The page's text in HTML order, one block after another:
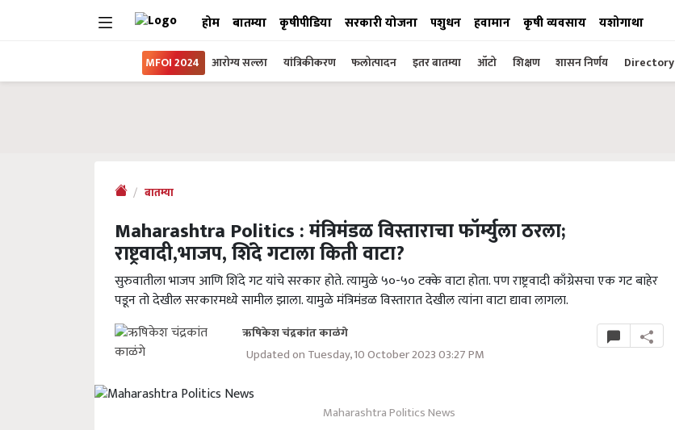
होम बातम्या कृषीपीडिया सरकारी योजना पशुधन हवामान कृषी व्यवसाय यशोगाथा
MFOI 2024 आरोग्य सल्ला यांत्रिकीकरण फलोत्पादन इतर बातम्या ऑटो शिक्षण शासन निर्णय Directory
बातम्या
Maharashtra Politics : मंत्रिमंडळ विस्ताराचा फॉर्म्युला ठरला;
राष्ट्रवादी,भाजप, शिंदे गटाला किती वाटा?
सुरुवातीला भाजप आणि शिंदे गट यांचे सरकार होते. त्यामुळे ५०-५० टक्के वाटा होता. पण राष्ट्रवादी काँग्रेसचा एक गट बाहेर
पडून तो देखील सरकारमध्ये सामील झाला. यामुळे मंत्रिमंडळ विस्तारात देखील त्यांना वाटा द्यावा लागला.
ऋषिकेश चंद्रकांत काळंगे
Updated on Tuesday, 10 October 2023 03:27 PM
Maharashtra Politics News